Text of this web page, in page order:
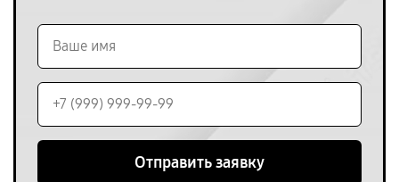
Отправить заявку